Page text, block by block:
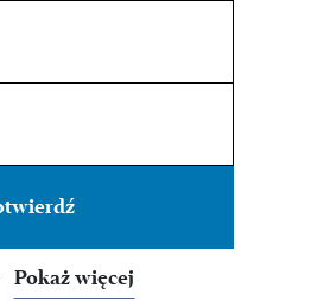
Pokaż więcej